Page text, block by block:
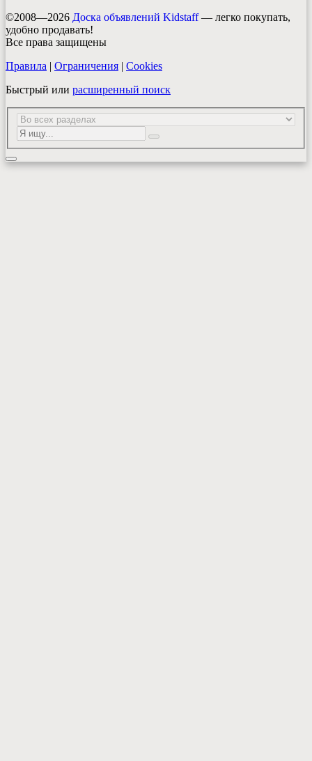
©2008—2026 Доска объявлений Kidstaff— легко покупать,
удобно продавать!
Все права защищены
Правила | Ограничения | Cookies
Быстрый или расширенный поиск